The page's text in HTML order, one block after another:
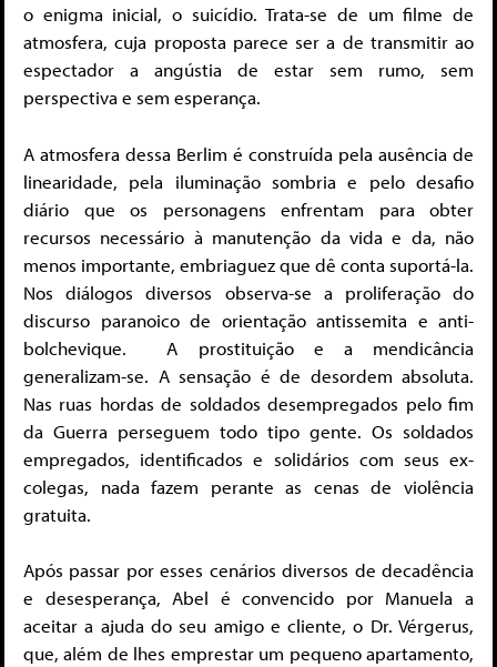
o enigma inicial, o suicídio. Trata-se de um filme de
atmosfera, cuja proposta parece ser a de transmitir ao
espectador a angústia de estar sem rumo, sem
perspectiva e sem esperança.
A atmosfera dessa Berlim é construída pela ausência de
linearidade, pela iluminação sombria e pelo desafio
diário que os personagens enfrentam para obter
recursos necessário à manutenção da vida e da, não
menos importante, embriaguez que dê conta suportá-la.
Nos diálogos diversos observa-se a proliferação do
discurso paranoico de orientação antissemita e anti-
bolchevique. A prostituição e a mendicância
generalizam-se. A sensação é de desordem absoluta.
Nas ruas hordas de soldados desempregados pelo fim
da Guerra perseguem todo tipo gente. Os soldados
empregados, identificados e solidários com seus ex-
colegas, nada fazem perante as cenas de violência
gratuita.
Após passar por esses cenários diversos de decadência
e desesperança, Abel é convencido por Manuela a
aceitar a ajuda do seu amigo e cliente, o Dr. Vérgerus,
que, além de lhes emprestar um pequeno apartamento,